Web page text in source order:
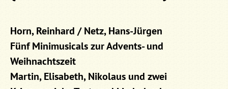
Horn, Reinhard / Netz, Hans-Jürgen
Fünf Minimusicals zur Advents- und
Weihnachtszeit
Martin, Elisabeth, Nikolaus und zwei